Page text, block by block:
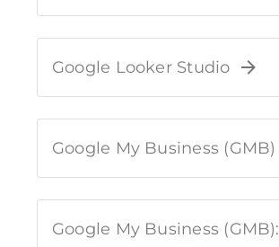
Google Looker Studio
Google My Business (GMB)
Google My Business (GMB):